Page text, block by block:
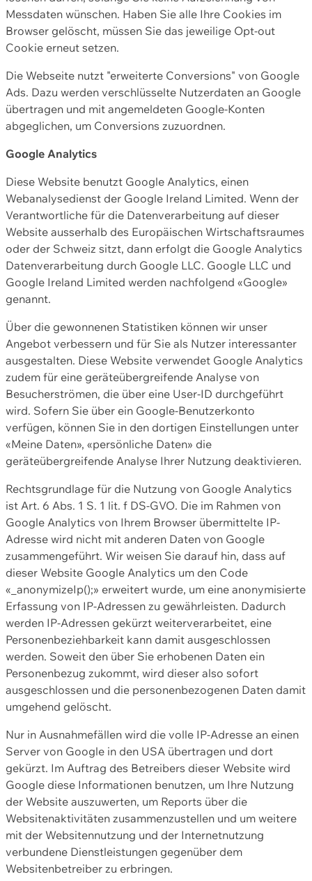
Messdaten wünschen. Haben Sie alle Ihre Cookies im
Browser gelöscht, müssen Sie das jeweilige Opt-out
Cookie erneut setzen.
Die Webseite nutzt "erweiterte Conversions" von Google
Ads. Dazu werden verschlüsselte Nutzerdaten an Google
übertragen und mit angemeldeten Google-Konten
abgeglichen, um Conversions zuzuordnen.
Google Analytics
Diese Website benutzt Google Analytics, einen
Webanalysedienst der Google Ireland Limited. Wenn der
Verantwortliche für die Datenverarbeitung auf dieser
Website ausserhalb des Europäischen Wirtschaftsraumes
oder der Schweiz sitzt, dann erfolgt die Google Analytics
Datenverarbeitung durch Google LLC. Google LLC und
Google Ireland Limited werden nachfolgend «Google»
genannt.
Über die gewonnenen Statistiken können wir unser
Angebot verbessern und für Sie als Nutzer interessanter
ausgestalten. Diese Website verwendet Google Analytics
zudem für eine geräteübergreifende Analyse von
Besucherströmen, die über eine User-ID durchgeführt
wird. Sofern Sie über ein Google-Benutzerkonto
verfügen, können Sie in den dortigen Einstellungen unter
«Meine Daten», «persönliche Daten» die
geräteübergreifende Analyse Ihrer Nutzung deaktivieren.
Rechtsgrundlage für die Nutzung von Google Analytics
ist Art. 6 Abs. 1 S. 1 lit. f DS-GVO. Die im Rahmen von
Google Analytics von Ihrem Browser übermittelte IP-
Adresse wird nicht mit anderen Daten von Google
zusammengeführt. Wir weisen Sie darauf hin, dass auf
dieser Website Google Analytics um den Code
«_anonymizeIp();» erweitert wurde, um eine anonymisierte
Erfassung von IP-Adressen zu gewährleisten. Dadurch
werden IP-Adressen gekürzt weiterverarbeitet, eine
Personenbeziehbarkeit kann damit ausgeschlossen
werden. Soweit den über Sie erhobenen Daten ein
Personenbezug zukommt, wird dieser also sofort
ausgeschlossen und die personenbezogenen Daten damit
umgehend gelöscht.
Nur in Ausnahmefällen wird die volle IP-Adresse an einen
Server von Google in den USA übertragen und dort
gekürzt. Im Auftrag des Betreibers dieser Website wird
Google diese Informationen benutzen, um Ihre Nutzung
der Website auszuwerten, um Reports über die
Websitenaktivitäten zusammenzustellen und um weitere
mit der Websitennutzung und der Internetnutzung
verbundene Dienstleistungen gegenüber dem
Websitenbetreiber zu erbringen.